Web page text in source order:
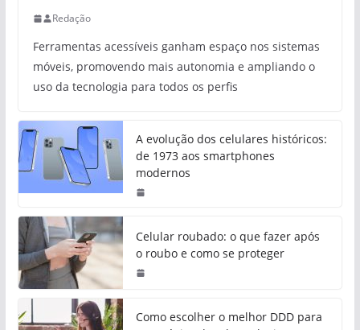
Redação
Ferramentas acessíveis ganham espaço nos sistemas
móveis, promovendo mais autonomia e ampliando o
uso da tecnologia para todos os perfis
A evolução dos celulares históricos:
de 1973 aos smartphones
modernos
Celular roubado: o que fazer após
o roubo e como se proteger
Como escolher o melhor DDD para